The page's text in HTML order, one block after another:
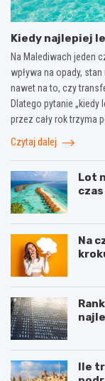
Kiedy najlepiej
Na Malediwach jeden
wpływa na opady,
nawet na to, czy
Dlatego pytanie „kiedy
przez cały rok trzyma
Czytaj dalej
Lot
Na
Ile